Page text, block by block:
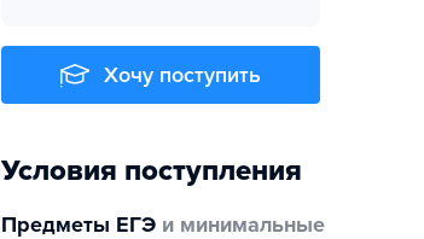
Хочу поступить
Условия поступления
Предметы ЕГЭ и минимальные